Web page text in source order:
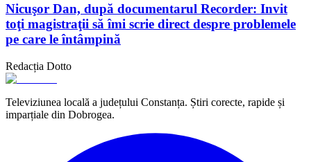
Nicuşor Dan, după documentarul Recorder: Invit
toţi magistraţii să îmi scrie direct despre problemele
pe care le întâmpină
Redacția Dotto
Televiziunea locală a județului Constanța. Știri corecte, rapide și
imparțiale din Dobrogea.